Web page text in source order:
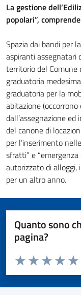
Descrizione completa
La gestione
popolari”,
Spazia dai bandi per
aspiranti assegnatari
territorio del Comune
graduatoria
graduatoria per la
abitazione
dall’assegnazione
del canone di
per l’inserimento
sfratti” e
autorizzato di alloggi,
per un altro anno.
Quanto sono
pagina?
Valuta da 1 a 5 stelle la
Valuta
Valuta 3
Valuta 2 stelle
Valuta 1 stelle su 5